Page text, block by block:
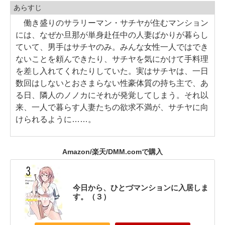
あらすじ
働き盛りのサラリーマン・サチヤが住むマンション
には、なぜか旦那が単身赴任中の人妻ばかりが暮らし
ていて、男手はサチヤのみ。みんな女性一人ではでき
ないことを頼んできたり、サチヤを気にかけて手料理
を差し入れてくれたりしていた。実はサチヤは、一日
数回はしないとおさまらない性豪体質の持ち主で、あ
る日、隣人のノノカにそれが発覚してしまう。それ以
来、一人で暮らす人妻たちの欲求不満が、サチヤに向
けられるように……。
Amazon/楽天/DMM.comで購入
今日から、ひとづマンションに入居しま
す。（３）